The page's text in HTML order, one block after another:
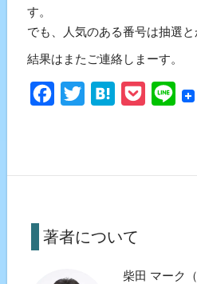
す。
でも、人気のある番号は抽選と
結果はまたご連絡しまーす。
FacebookTwitterHatenaPocketLine
著者について
柴田 マーク